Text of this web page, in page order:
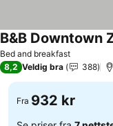
Bed and breakfast
B&B Downtown
8,2 Veldig bra 388
Fra 932 kr